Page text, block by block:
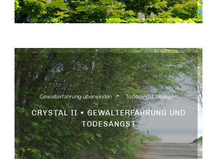
Gewalterfahrung überwinden Todesangst besiegen
CRYSTAL II • GEWALTERFAHRUNG UND
TODESANGST